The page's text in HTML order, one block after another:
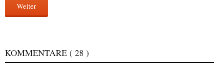
Weiter
KOMMENTARE ( 28 )